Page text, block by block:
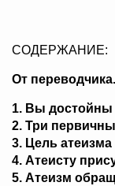
СОДЕРЖАНИЕ:
От переводчика.
1. Вы достойны
2. Три
3. Цель атеизма
4. Атеисту
5. Атеизм